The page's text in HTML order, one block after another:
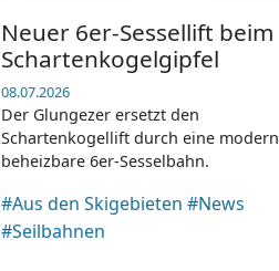
Neuer 6er-Sessellift beim
Schartenkogelgipfel
08.07.2026
Der Glungezer ersetzt den
Schartenkogellift durch eine
beheizbare 6er-Sesselbahn.
#Aus den Skigebieten #News
#Seilbahnen